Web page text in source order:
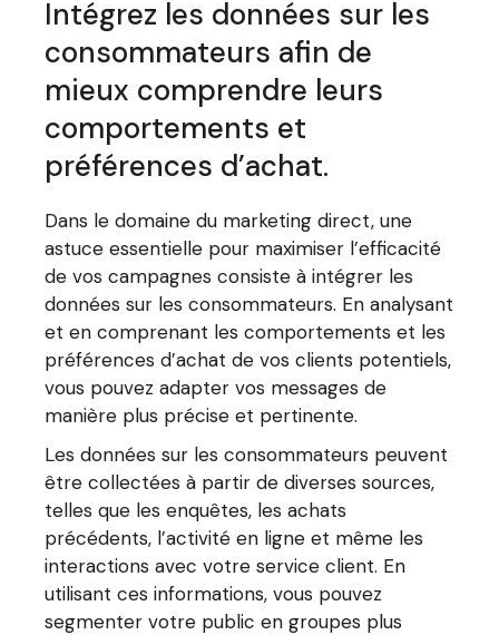
Intégrez les données sur les
consommateurs afin de
mieux comprendre leurs
comportements et
préférences d’achat.
Dans le domaine du marketing direct, une
astuce essentielle pour maximiser l’efficacité
de vos campagnes consiste à intégrer les
données sur les consommateurs. En analysant
et en comprenant les comportements et les
préférences d’achat de vos clients potentiels,
vous pouvez adapter vos messages de
manière plus précise et pertinente.
Les données sur les consommateurs peuvent
être collectées à partir de diverses sources,
telles que les enquêtes, les achats
précédents, l’activité en ligne et même les
interactions avec votre service client. En
utilisant ces informations, vous pouvez
segmenter votre public en groupes plus